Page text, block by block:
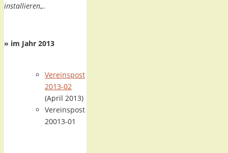
installieren„.
» im Jahr 2013
Vereinspost
2013-02
(April 2013)
Vereinspost
20013-01